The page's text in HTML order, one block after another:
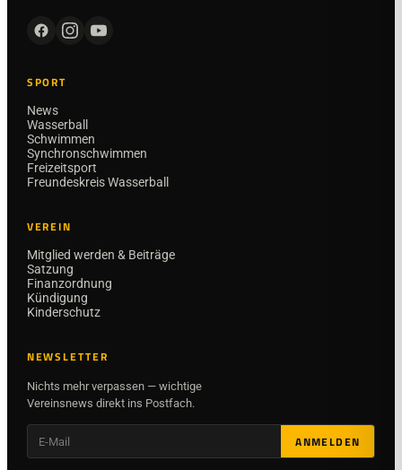
SPORT
News
Wasserball
Schwimmen
Synchronschwimmen
Freizeitsport
Freundeskreis Wasserball
VEREIN
Mitglied werden & Beiträge
Satzung
Finanzordnung
Kündigung
Kinderschutz
NEWSLETTER
Nichts mehr verpassen — wichtige
Vereinsnews direkt ins Postfach.
ANMELDEN